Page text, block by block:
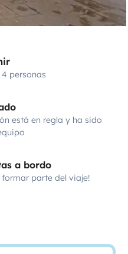
personas
está en regla y ha sido
a bordo
formar parte del viaje!